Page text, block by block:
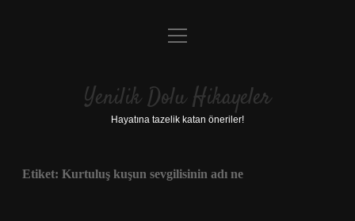
Anasayfa
Yasal Uyarı
menüyü
Yenilik Dolu Hikayeler
Hayatına tazelik katan öneriler!
Etiket: Kurtuluş kuşun sevgilisinin adı ne